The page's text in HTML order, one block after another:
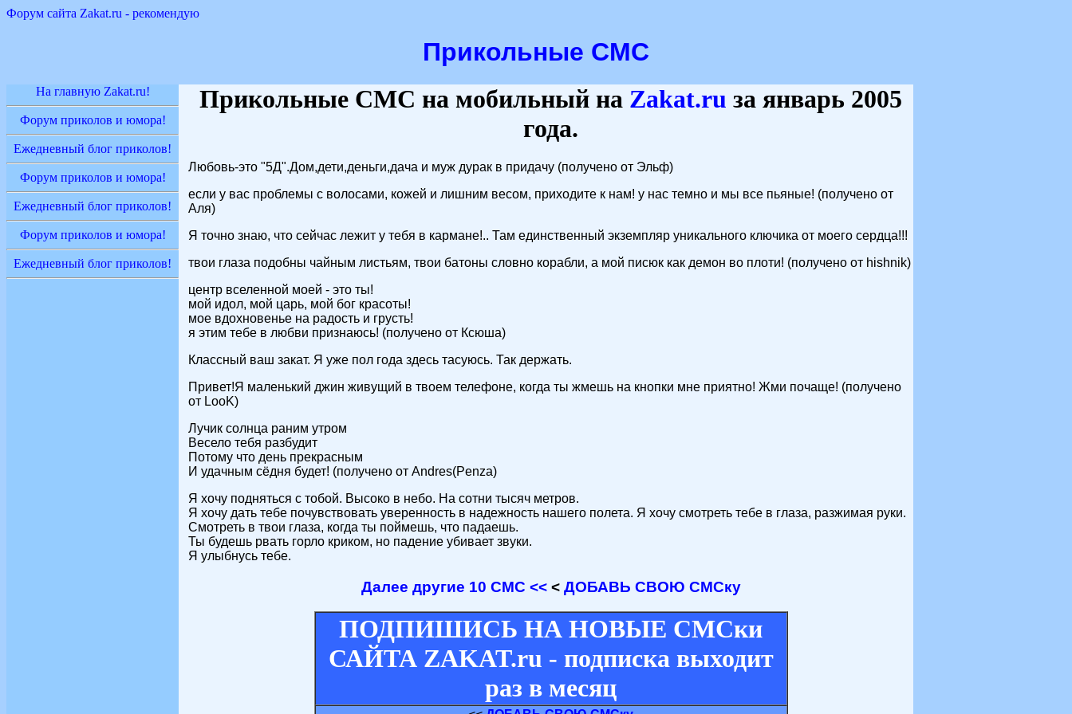
Форум сайта Zakat.ru - рекомендую
Прикольные СМС
На главную Zakat.ru!
Форум приколов и юмора!
Ежедневный блог приколов!
Форум приколов и юмора!
Ежедневный блог приколов!
Форум приколов и юмора!
Ежедневный блог приколов!
Прикольные СМС на мобильный на Zakat.ru за январь 2005
года.
Любовь-это "5Д".Дом,дети,деньги,дача и муж дурак в придачу (получено от Эльф)
если у вас проблемы с волосами, кожей и лишним весом, приходите к нам! у нас темно и мы все пьяные! (получено от
Аля)
Я точно знаю, что сейчас лежит у тебя в кармане!.. Там единственный экземпляр уникального ключика от моего сердца!!!
твои глаза подобны чайным листьям, твои батоны словно корабли, а мой писюк как демон во плоти! (получено от hishnik)
центр вселенной моей - это ты!
мой идол, мой царь, мой бог красоты!
мое вдохновенье на радость и грусть!
я этим тебе в любви признаюсь! (получено от Ксюша)
Классный ваш закат. Я уже пол года здесь тасуюсь. Так держать.
Привет!Я маленький джин живущий в твоем телефоне, когда ты жмешь на кнопки мне приятно! Жми почаще! (получено
от LooK)
Лучик солнца раним утром
Весело тебя разбудит
Потому что день прекрасным
И удачным сёдня будет! (получено от Andres(Penza)
Я хочу подняться с тобой. Высоко в небо. На сотни тысяч метров.
Я хочу дать тебе почувствовать уверенность в надежность нашего полета. Я хочу смотреть тебе в глаза, разжимая руки.
Смотреть в твои глаза, когда ты поймешь, что падаешь.
Ты будешь рвать горло криком, но падение убивает звуки.
Я улыбнусь тебе.
Далее другие 10 СМС <<< ДОБАВЬ СВОЮ СМСку
ПОДПИШИСЬ НА НОВЫЕ СМСки
САЙТА ZAKAT.ru - подписка выходит
раз в месяц